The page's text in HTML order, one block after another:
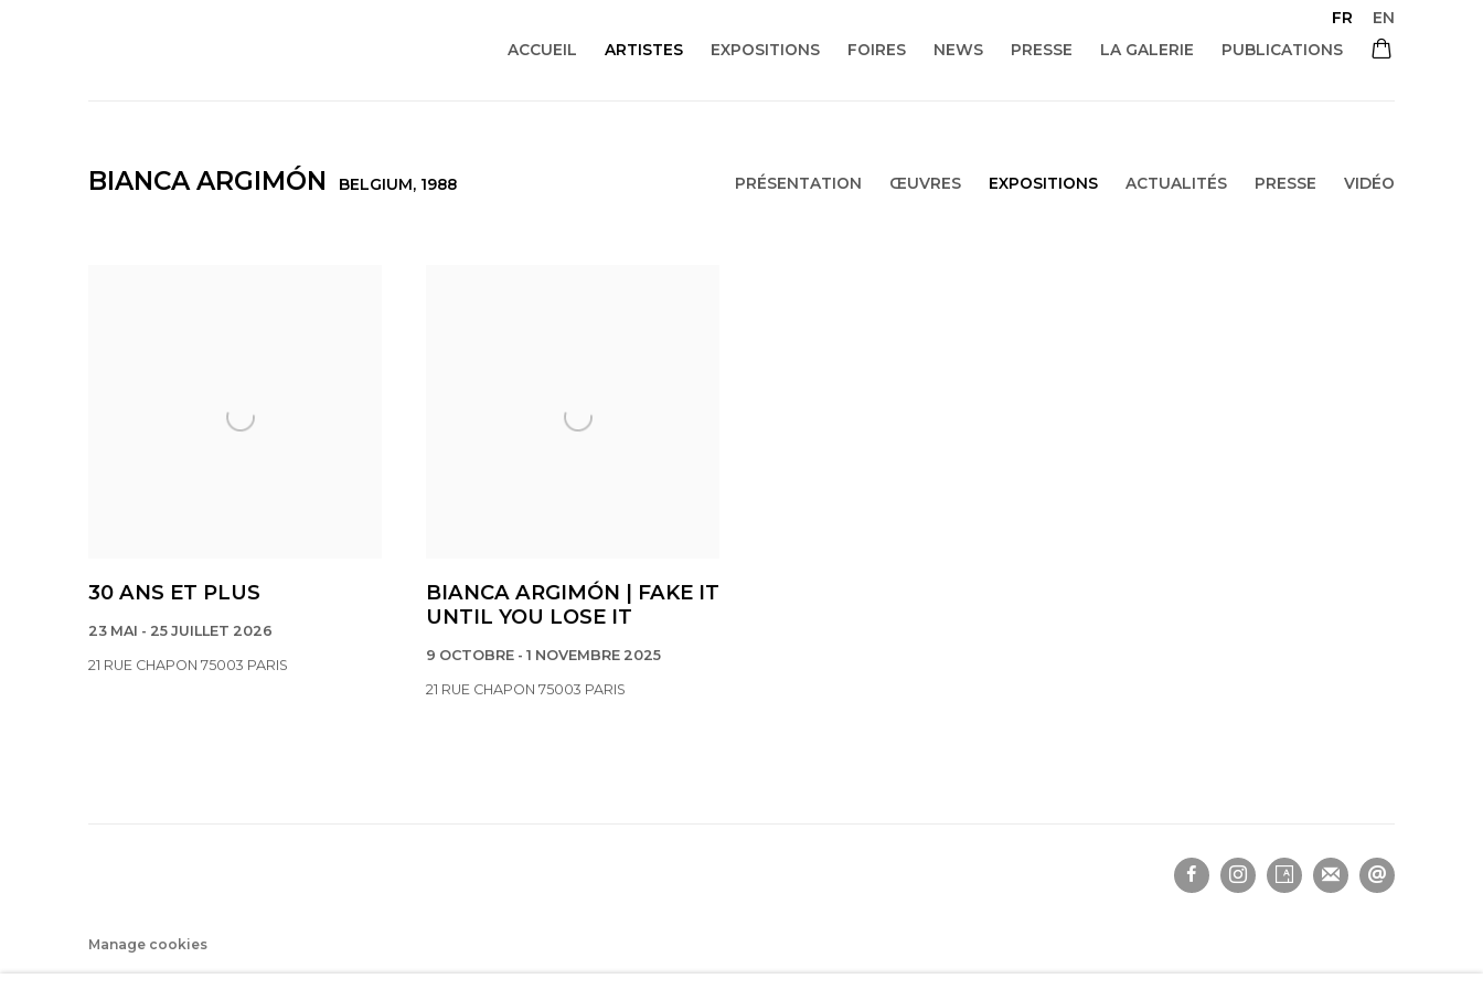
ACCUEIL ARTISTES EXPOSITIONS FOIRES NEWS PRESSE LA GALERIE PUBLICATIONS
FR EN
BIANCA ARGIMÓN BELGIUM, 1988 PRÉSENTATION ŒUVRES EXPOSITIONS ACTUALITÉS PRESSE VIDÉO
30 ANS ET PLUS
23 MAI - 25 JUILLET 2026
21 RUE CHAPON 75003 PARIS
BIANCA ARGIMÓN | FAKE IT
UNTIL YOU LOSE IT
9 OCTOBRE - 1 NOVEMBRE 2025
21 RUE CHAPON 75003 PARIS
Manage cookies